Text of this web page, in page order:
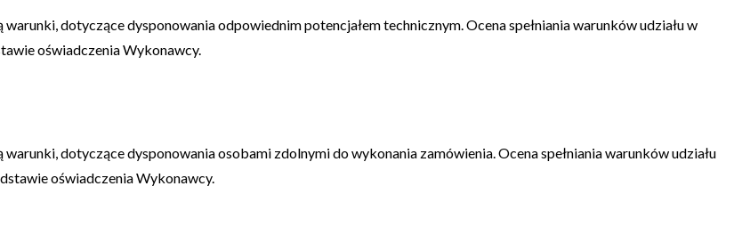
dotyczące dysponowania odpowiednim potencjałem technicznym. Ocena spełniania warunków udziału w
oświadczenia Wykonawcy.
dotyczące dysponowania osobami zdolnymi do wykonania zamówienia. Ocena spełniania warunków udziału
oświadczenia Wykonawcy.